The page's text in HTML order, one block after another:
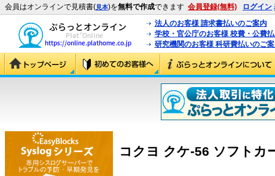
会員はオンラインで見積書(見本)を無料で作成できます 会員登録(無料) ログイン
法人のお客様 請求書払いのご案内
学校・官公庁のお客様 校費・公費
研究機関のお客様 科研費払いのご
コクヨ クケ-56 ソフトカ